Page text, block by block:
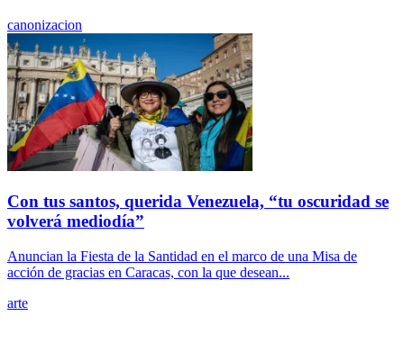
canonizacion
Con tus santos, querida Venezuela, “tu oscuridad se
volverá mediodía”
Anuncian la Fiesta de la Santidad en el marco de una Misa de
acción de gracias en Caracas, con la que desean...
arte